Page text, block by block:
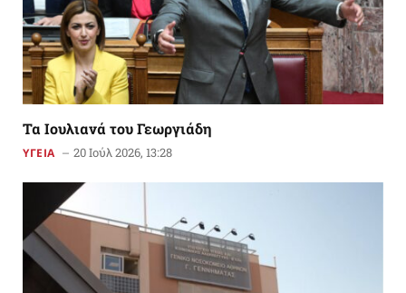
Τα Ιουλιανά του Γεωργιάδη
ΥΓΕΙΑ 20 Ιούλ 2026, 13:28